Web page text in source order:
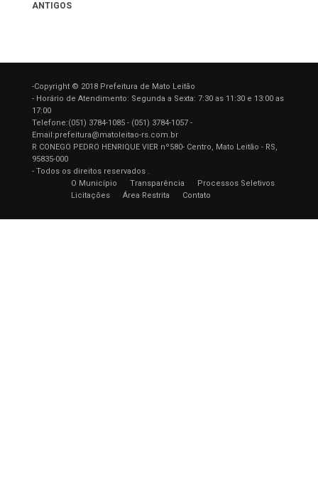
ANTIGOS
-Copyright © 2018 Prefeitura de Mato Leitão
- Horário de Atendimento: Segunda a Sexta: 7:30 as 11:30 e 13:00 as
17:00
Telefone:(051) 3784-1085 - (051) 3784-1057 -
Email:prefeitura@matoleitao-rs.com.br
R CONEGO PEDRO HENRIQUE VIER nº580- Centro, Mato Leitão - RS,
95835-000
- Todos os direitos reservados .
O Município
Transparência
Processos Seletivos
Licitações
Área Restrita Contato